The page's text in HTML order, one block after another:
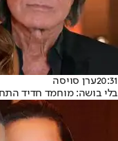
20:31ערן סויסה
בלי בושה: מוחמד חדיד